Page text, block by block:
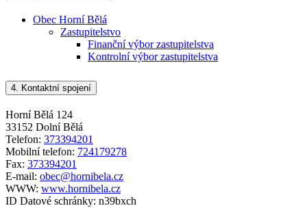
Obec Horní Bělá
Zastupitelstvo
Finanční výbor zastupitelstva
Kontrolní výbor zastupitelstva
4. Kontaktní spojení
Horní Bělá 124
33152 Dolní Bělá
Telefon: 373394201
Mobilní telefon: 724179278
Fax: 373394201
E-mail: obec@hornibela.cz
WWW: www.hornibela.cz
ID Datové schránky: n39bxch